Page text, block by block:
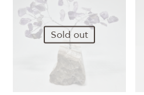
Sold out